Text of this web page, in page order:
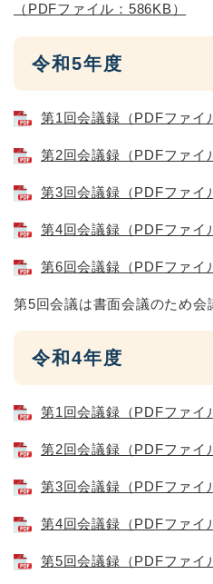
（PDFファイル：586KB）
令和5年度
第1回会議録（PDFファイ
第2回会議録（PDFファイ
第3回会議録（PDFファイ
第4回会議録（PDFファイ
第6回会議録（PDFファイ
第5回会議は書面会議のため会
令和4年度
第1回会議録（PDFファイ
第2回会議録（PDFファイ
第3回会議録（PDFファイ
第4回会議録（PDFファイ
第5回会議録（PDFファイ